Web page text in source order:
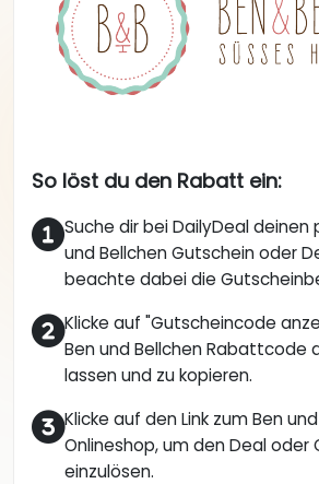
So löst du den Rabatt ein:
Suche dir bei DailyDeal deinen
und Bellchen Gutschein oder
beachte dabei die
Klicke auf "Gutscheincode
Ben und Bellchen Rabattcode
lassen und zu kopieren.
Klicke auf den Link zum Ben
Onlineshop, um den Deal oder
einzulösen.